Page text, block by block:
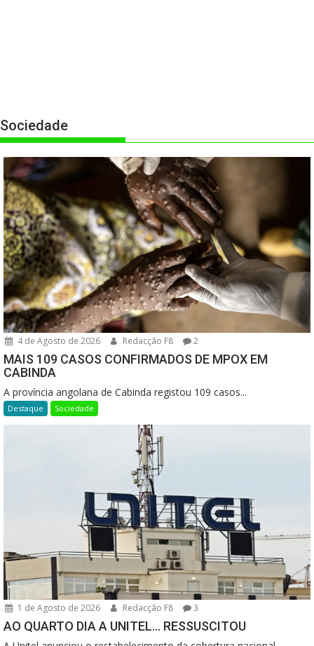
Sociedade
4 de Agosto de 2026 Redacção F8 2
MAIS 109 CASOS CONFIRMADOS DE MPOX EM
CABINDA
A província angolana de Cabinda registou 109 casos...
Destaque Sociedade
1 de Agosto de 2026 Redacção F8 3
AO QUARTO DIA A UNITEL… RESSUSCITOU